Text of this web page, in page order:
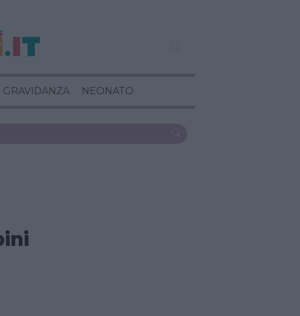
GRAVIDANZA NEONATO